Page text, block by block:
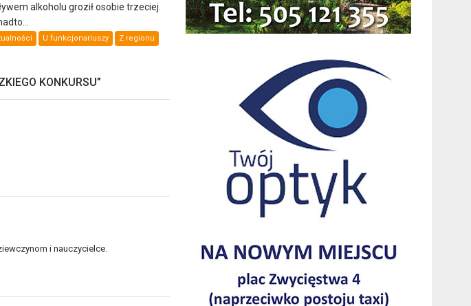
alkoholu groził osobie trzeciej.
U funkcjonariuszy Z regionu
KONKURSU”
i nauczycielce.